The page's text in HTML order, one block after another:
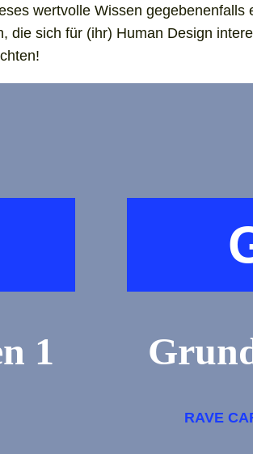
wertvolle Wissen gegebenenfalls
die sich für (ihr) Human Design
1
RAVE